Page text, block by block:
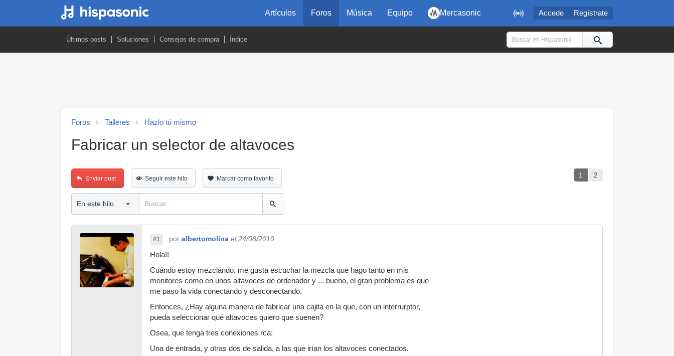
 Accede Regístrate
Artículos Foros Música Equipo Mercasonic
Últimos posts Soluciones Consejos de compra Índice
Foros Talleres Hazlo tú mismo
Fabricar un selector de altavoces
1 2
Enviar post Seguir este hilo Marcar como favorito
#1 por albertomolina el 24/08/2010
Hola!!
Cuándo estoy mezclando, me gusta escuchar la mezcla que hago tanto en mis
monitores como en unos altavoces de ordenador y ... bueno, el gran problema es que
me paso la vida conectando y desconectando.
Entonces, ¿Hay alguna manera de fabricar una cajita en la que, con un interrurptor,
pueda seleccionar qué altavoces quiero que suenen?
Osea, que tenga tres conexiones rca:
Una de entrada, y otras dos de salida, a las que irían los altavoces conectados.